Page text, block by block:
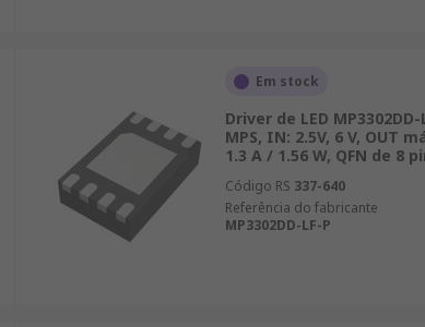
Em stock
Driver de LED MP3302DD-
MPS, IN: 2.5V, 6 V, OUT
1.3 A / 1.56 W, QFN de 8
Código RS 337-640
Referência do fabricante
MP3302DD-LF-P